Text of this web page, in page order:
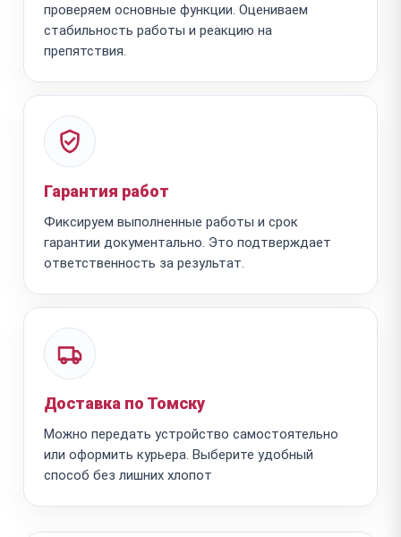
проверяем основные функции. Оцениваем
стабильность работы и реакцию на
препятствия.
Гарантия работ
Фиксируем выполненные работы и срок
гарантии документально. Это подтверждает
ответственность за результат.
Доставка по Томску
Можно передать устройство самостоятельно
или оформить курьера. Выберите удобный
способ без лишних хлопот